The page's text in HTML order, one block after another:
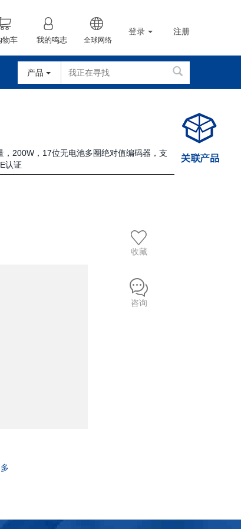
物车 我的鸣志 全球网络
登录 注册
产品
200W，17位无电池多圈绝对值编码器，支
认证
收藏
咨询